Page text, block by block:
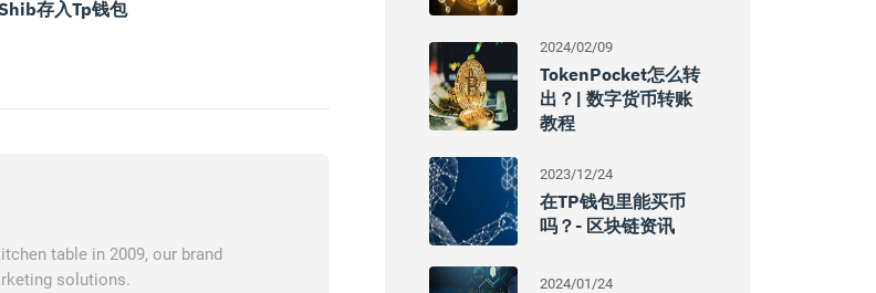
存入tp钱包
table in 2009, our brand
solutions.
2024/02/09
TokenPocket怎么转
出？| 数字货币转账
教程
2023/12/24
在TP钱包里能买币
吗？- 区块链资讯
2024/01/24